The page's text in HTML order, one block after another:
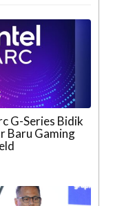
G-Series Bidik
Baru Gaming